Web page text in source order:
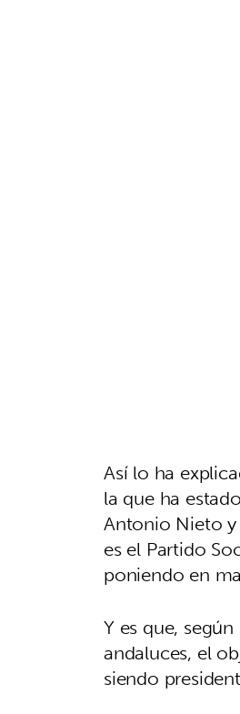
Así lo ha
la que ha
Antonio Nieto
es el Partido
poniendo en
Y es que,
andaluces, el
siendo